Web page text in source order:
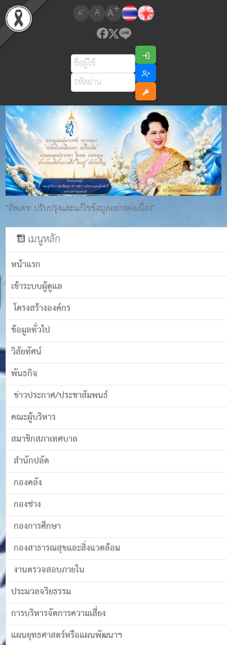
A- A A+
"อัพเดท ปรับปรุงและแก้ไขข้อมูลอย่างต่อเนื่อง"
เมนูหลัก
หน้าแรก
เข้าระบบผู้ดูแล
โครงสร้างองค์กร
ข้อมูลทั่วไป
วิสัยทัศน์
พันธกิจ
ข่าวประกาศ/ประชาสัมพนธ์
คณะผู้บริหาร
สมาชิกสภาเทศบาล
สำนักปลัด
กองคลัง
กองช่าง
กองการศึกษา
กองสาธารณสุขและสิ่งแวดล้อม
งานตรวจสอบภายใน
ประมวลจริยธรรม
การบริหารจัดการความเสี่ยง
แผนยุทธศาสตร์หรือแผนพัฒนาฯ